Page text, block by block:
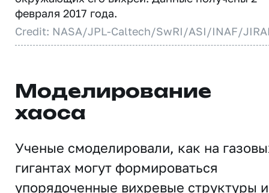
февраля 2017 года.
Credit: NASA/JPL-Caltech/SwRI/ASI/INAF/
Моделирование
хаоса
Ученые смоделировали, как на
гигантах могут формироваться
упорядоченные вихревые структуры